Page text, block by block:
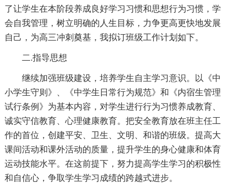
了让学生在本阶段养成良好学习习惯和思想行为习惯，学
会自我管理，树立明确的人生目标，力争更高更快地发展
自己，为高三冲刺奠基，我拟订班级工作计划如下。
二.指导思想
继续加强班级建设，培养学生自主学习意识。以《中
小学生守则》、《中学生日常行为规范》和《内宿生管理
试行条例》为基本内容，对学生进行行为习惯养成教育、
诚实守信教育、心理健康教育。把安全教育放在班主任工
作的首位，创建平安、卫生、文明、和谐的班级。提高大
课间活动和课外活动的质量，提升学生的身心健康和体育
运动技能水平。在这前提下，努力提高学生学习的积极性
和自信心，争取学生学习成绩的跨越式进步。